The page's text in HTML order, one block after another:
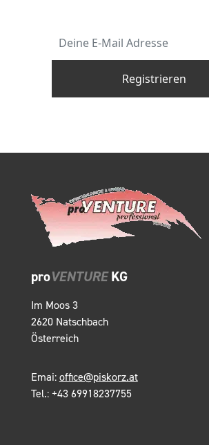
proVENTUREKG
Im Moos 3
2620 Natschbach
Österreich
Emai:office@piskorz.at
Tel.: +43 69918237755